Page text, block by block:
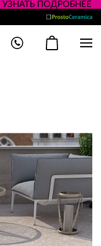
УЗНАТЬ ПОДРОБНЕЕ